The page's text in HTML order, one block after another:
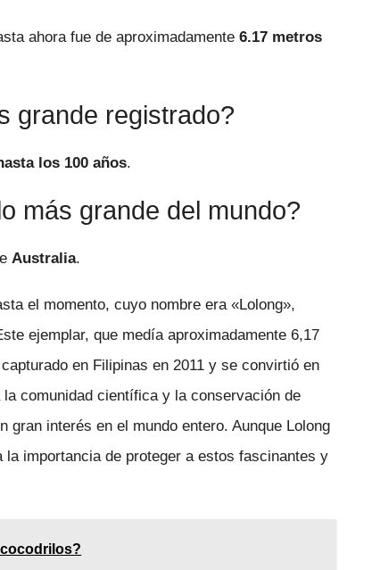
ahora fue de aproximadamente6.17 metros
grande registrado?
los 100 años.
más grande del mundo?
Australia.
el momento, cuyo nombre era «Lolong»,
ejemplar, que medía aproximadamente 6,17
en Filipinas en 2011 y se convirtió en
comunidad científica y la conservación de
interés en el mundo entero. Aunque Lolong
importancia de proteger a estos fascinantes y